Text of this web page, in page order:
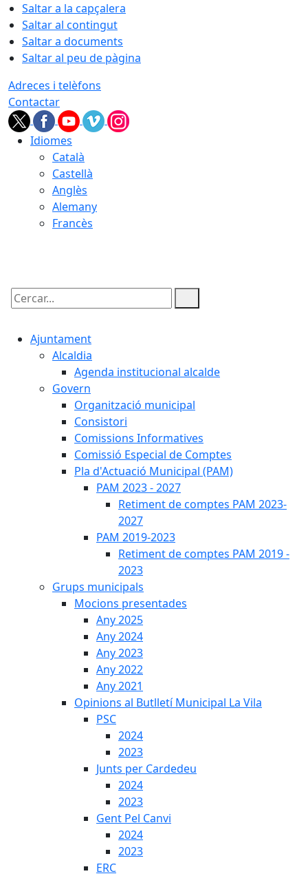
Saltar a la capçalera
Saltar al contingut
Saltar a documents
Saltar al peu de pàgina
Adreces i telèfons
Contactar
Idiomes
Català
Castellà
Anglès
Alemany
Francès
Cercar:
Ajuntament
Alcaldia
Agenda institucional alcalde
Govern
Organització municipal
Consistori
Comissions Informatives
Comissió Especial de Comptes
Pla d'Actuació Municipal (PAM)
PAM 2023 - 2027
Retiment de comptes PAM 2023-
2027
PAM 2019-2023
Retiment de comptes PAM 2019 -
2023
Grups municipals
Mocions presentades
Any 2025
Any 2024
Any 2023
Any 2022
Any 2021
Opinions al Butlletí Municipal La Vila
PSC
2024
2023
Junts per Cardedeu
2024
2023
Gent Pel Canvi
2024
2023
ERC